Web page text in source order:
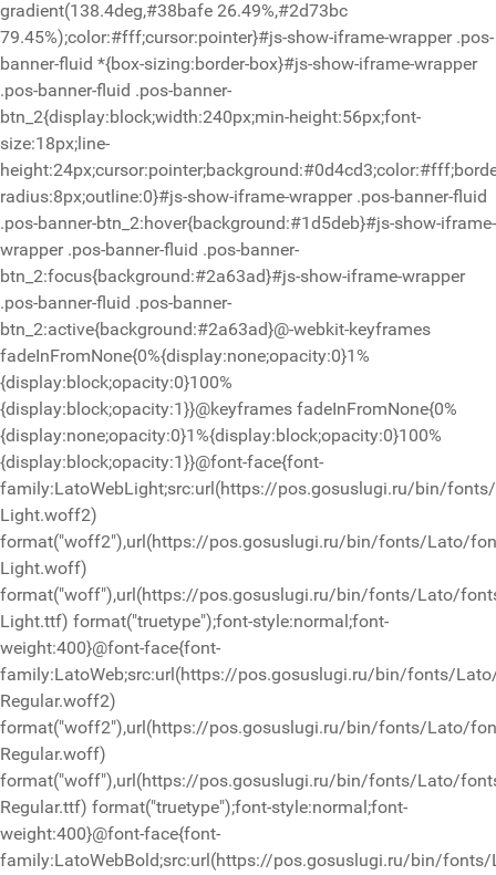
gradient(138.4deg,#38bafe 26.49%,#2d73bc
79.45%);color:#fff;cursor:pointer}#js-show-iframe-wrapper .pos-
banner-fluid *{box-sizing:border-box}#js-show-iframe-wrapper
.pos-banner-fluid .pos-banner-
btn_2{display:block;width:240px;min-height:56px;font-
size:18px;line-
radius:8px;outline:0}#js-show-iframe-wrapper .pos-banner-fluid
.pos-banner-btn_2:hover{background:#1d5deb}#js-show-iframe-
wrapper .pos-banner-fluid .pos-banner-
btn_2:focus{background:#2a63ad}#js-show-iframe-wrapper
.pos-banner-fluid .pos-banner-
btn_2:active{background:#2a63ad}@-webkit-keyframes
fadeInFromNone{0%{display:none;opacity:0}1%
{display:block;opacity:0}100%
{display:block;opacity:1}}@keyframes fadeInFromNone{0%
{display:none;opacity:0}1%{display:block;opacity:0}100%
{display:block;opacity:1}}@font-face{font-
family:LatoWebLight;src:url(https://pos.gosuslugi.ru/bin/
Light.woff2)
format("woff2"),url(https://pos.gosuslugi.ru/bin/fonts/Lato/
Light.woff)
format("woff"),url(https://pos.gosuslugi.ru/bin/fonts/Lato/
Light.ttf) format("truetype");font-style:normal;font-
weight:400}@font-face{font-
family:LatoWeb;src:url(https://pos.gosuslugi.ru/bin/fonts/
Regular.woff2)
format("woff2"),url(https://pos.gosuslugi.ru/bin/fonts/Lato/
Regular.woff)
format("woff"),url(https://pos.gosuslugi.ru/bin/fonts/Lato/
Regular.ttf) format("truetype");font-style:normal;font-
weight:400}@font-face{font-
family:LatoWebBold;src:url(https://pos.gosuslugi.ru/bin/